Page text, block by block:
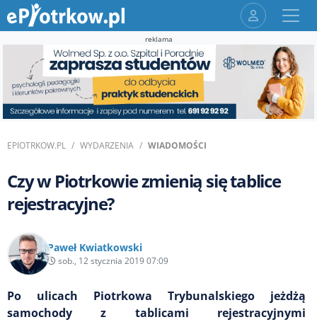
reklama
EPIOTRKOW.PL WYDARZENIA WIADOMOŚCI
Czy w Piotrkowie zmienią się tablice
rejestracyjne?
Paweł Kwiatkowski
sob., 12 stycznia 2019 07:09
Po ulicach Piotrkowa Trybunalskiego jeżdżą
samochody z tablicami rejestracyjnymi